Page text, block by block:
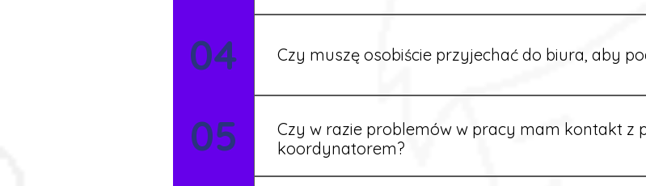
Tak, w wyjątkowych sytuacjach możesz otrzymać zaliczkę
04 Czy muszę osobiście przyjechać do biura, aby
Tak, umowy podpisywane są osobiście w naszym biurze.
formalności są załatwione prawidłowo.
05
Czy w razie problemów w pracy mam kontakt z
koordynatorem?